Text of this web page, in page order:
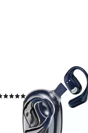
(1)
UVP37,95 €
lieferbar - in 4-5 Werktagen bei dir